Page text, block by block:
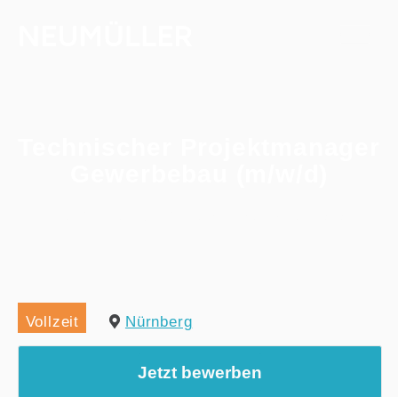
Vollzeit Nürnberg
Jetzt bewerben